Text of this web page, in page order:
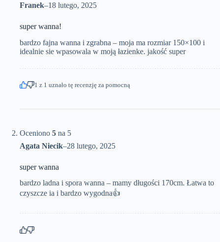
Franek–18 lutego, 2025
super wanna!
bardzo fajna wanna i zgrabna – moja ma rozmiar 150×100 i
idealnie sie wpasowala w moją łazienke. jakość super
1 z 1 uznało tę recenzję za pomocną
Oceniono 5 na 5
Agata Niecik–28 lutego, 2025
super wanna
bardzo ladna i spora wanna – mamy długości 170cm. Łatwa to
czyszcze ia i bardzo wygodna👍